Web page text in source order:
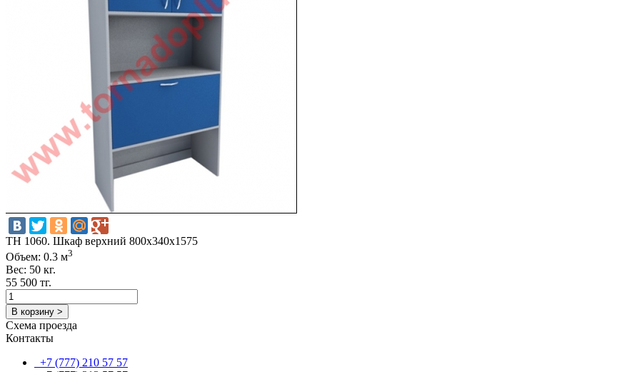
TH 1060. Шкаф верхний 800х340х1575
Объем: 0.3 м3
Вес: 50 кг.
55 500 тг.
В корзину >
Схема проезда
Контакты
+7 (777) 210 57 57